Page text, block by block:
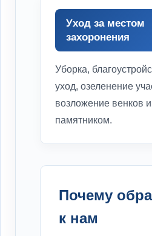
Уход за местом
захоронения
Уборка,
уход, озеленение
возложение венков и
памятником.
Почему
к нам